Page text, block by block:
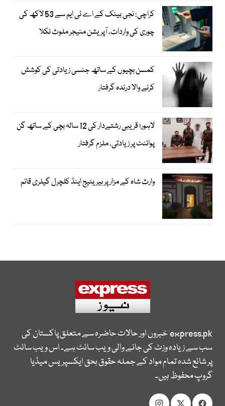
کراچی: نجی بینک کے اے ٹی ایم سے 53 لاکھ کی
چوری کی واردات، آپریشن منیجر ملوث نکلا
کمسن بچیوں کے ساتھ جنسی زیادتی کی کوشش
کرنے والا درندہ گرفتار
لاہور؛ قریبی رشتےدار کی 12 سالہ بچی کے ساتھ گن
پوائنٹ پر زیادتی، ملزم گرفتار
وارث شاہ کے مزار پر ہیریٹیج اینڈ کلچرل گیلری قائم
express.pkخبروں اور حالات حاضرہ سے متعلق پاکستان کی
سب سے زیادہ وزٹ کی جانے والی ویب سائٹ ہے۔ اس ویب سائٹ
پر شائع شدہ تمام مواد کے جملہ حقوق بحق ایکسپریس میڈیا
گروپ محفوظ ہیں۔